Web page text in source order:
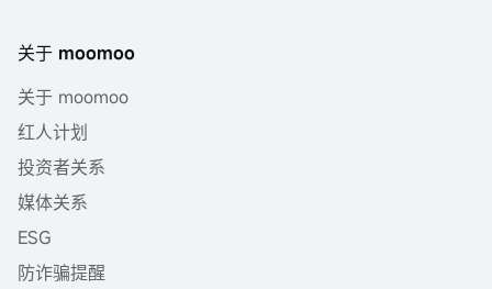
关于 moomoo
关于 moomoo
红人计划
投资者关系
媒体关系
ESG
防诈骗提醒